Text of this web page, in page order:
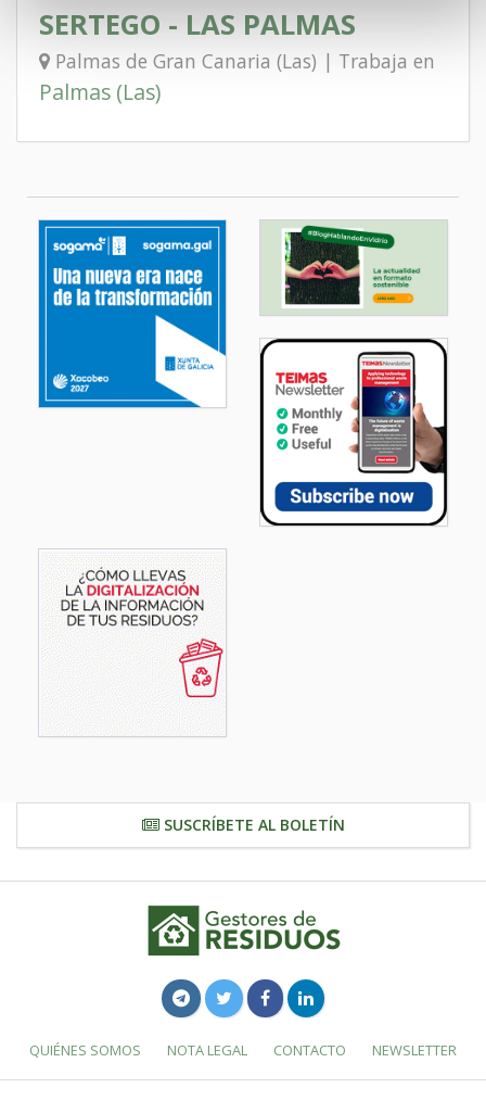
SERTEGO - LAS PALMAS
Palmas de Gran Canaria (Las) | Trabaja en
Palmas (Las)
SUSCRÍBETE AL BOLETÍN
QUIÉNES SOMOS NOTA LEGAL CONTACTO NEWSLETTER